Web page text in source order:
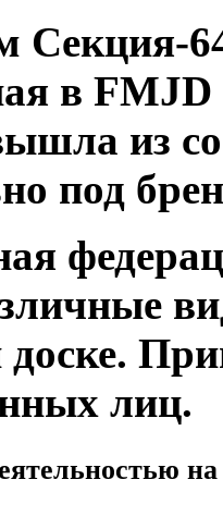
Секция-
в
из
под
доске.
лиц.